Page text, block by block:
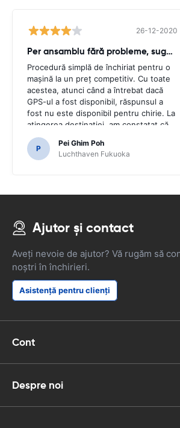
26-12-2020
Per ansamblu fără probleme, sughiț minor
Procedură simplă de închiriat pentru o
mașină la un preț competitiv. Cu toate
acestea, atunci când a întrebat dacă
GPS-ul a fost disponibil, răspunsul a
fost nu este disponibil pentru chirie. La
atingerea destinației, am constatat că
mașina a venit cu GPS.Ar fi fost
groaznic dacă am fi decis să cumpărăm
un GPS așa cum era necesar pentru a
P
Pei Ghim Poh
Luchthaven Fukuoka
Ajutor și contact
Aveți nevoie de ajutor? Vă rugăm să
noștri în închirieri.
Asistență pentru clienți
Cont
Despre noi